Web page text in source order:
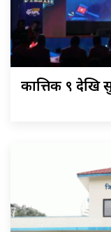
कात्तिक ९ देखि